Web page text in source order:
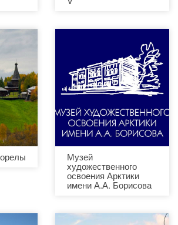
Музей
художественного
освоения Арктики
имени А.А. Борисова